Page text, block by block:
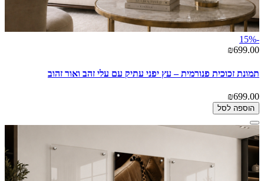
-15%
₪699.00
תמונת זכוכית פנורמית – עץ יפני עתיק עם עלי זהב ואור זהוב
₪699.00
הוספה לסל